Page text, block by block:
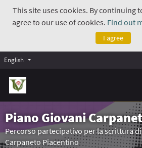
This site uses cookies. By continuing
agree to our use of cookies. Find out
I agree
English
Piano Giovani
Percorso partecipativo per la scrittura
Carpaneto Piacentino